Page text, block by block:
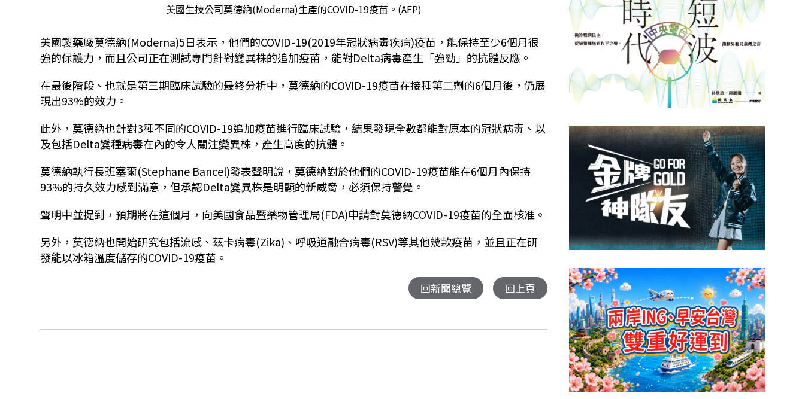
美國生技公司莫德納(Moderna)生產的COVID-19疫苗。(AFP)
美國製藥廠莫德納(Moderna)5日表示，他們的COVID-19(2019年冠狀病毒疾病)疫苗，能保持至少6個月很
強的保護力，而且公司正在測試專門針對變異株的追加疫苗，能對Delta病毒產生「強勁」的抗體反應。
在最後階段、也就是第三期臨床試驗的最終分析中，莫德納的COVID-19疫苗在接種第二劑的6個月後，仍展
現出93%的效力。
此外，莫德納也針對3種不同的COVID-19追加疫苗進行臨床試驗，結果發現全數都能對原本的冠狀病毒、以
及包括Delta變種病毒在內的令人關注變異株，產生高度的抗體。
莫德納執行長班塞爾(Stephane Bancel)發表聲明說，莫德納對於他們的COVID-19疫苗能在6個月內保持
93%的持久效力感到滿意，但承認Delta變異株是明顯的新威脅，必須保持警覺。
聲明中並提到，預期將在這個月，向美國食品暨藥物管理局(FDA)申請對莫德納COVID-19疫苗的全面核准。
另外，莫德納也開始研究包括流感、茲卡病毒(Zika)、呼吸道融合病毒(RSV)等其他幾款疫苗，並且正在研
發能以冰箱溫度儲存的COVID-19疫苗。
回新聞總覽 回上頁